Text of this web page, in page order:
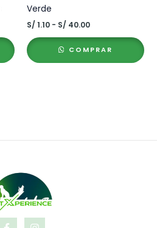
Verde
S/ 1.10 - S/ 40.00Rango
desde
S/ 1.10
COMPRAR